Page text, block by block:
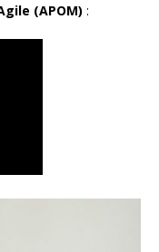
(APOM) :